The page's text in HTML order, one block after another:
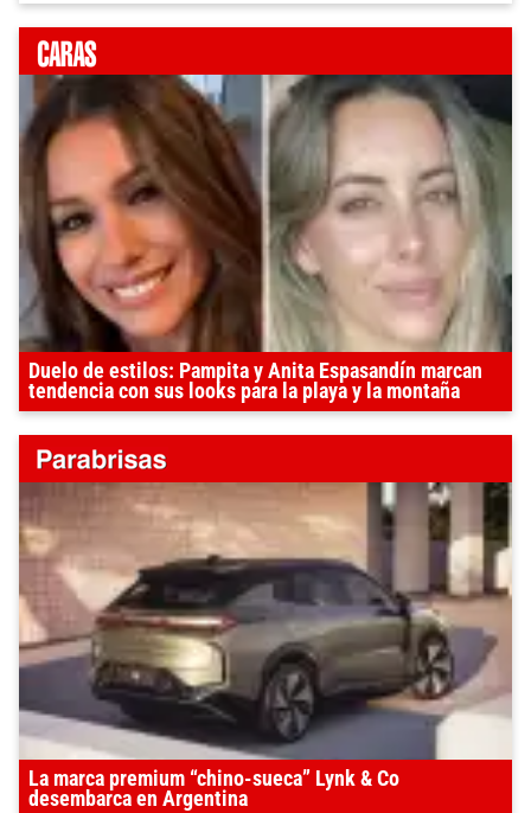
Duelo de estilos: Pampita y Anita Espasandín marcan
tendencia con sus looks para la playa y la montaña
La marca premium “chino-sueca” Lynk & Co
desembarca en Argentina